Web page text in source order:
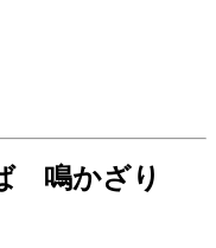
鳴かざり